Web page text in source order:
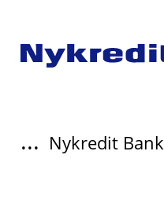
... Nykredit Bank